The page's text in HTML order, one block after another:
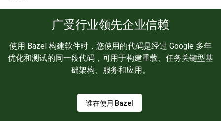
广受行业领先企业信赖
使用 Bazel 构建软件时，您使用的代码是经过 Google 多年
优化和测试的同一段代码，可用于构建重载、任务关键型基
础架构、服务和应用。
谁在使用 Bazel